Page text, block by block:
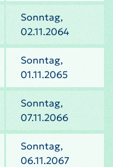
Sonntag,
02.11.2064
Sonntag,
01.11.2065
Sonntag,
07.11.2066
Sonntag,
06.11.2067